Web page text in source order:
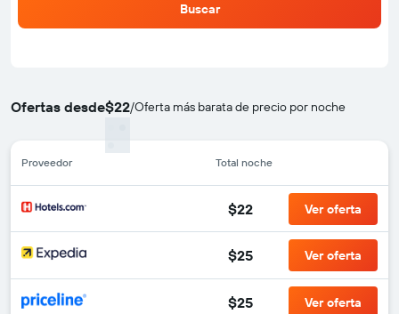
Buscar
Ofertas desde$22/Oferta más barata de precio por noche
Proveedor Total noche
$22 Ver oferta
$25 Ver oferta
$25 Ver oferta